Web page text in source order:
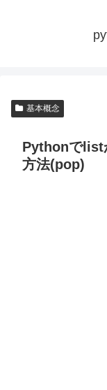
基本概念
Pythonでlist
方法(pop)